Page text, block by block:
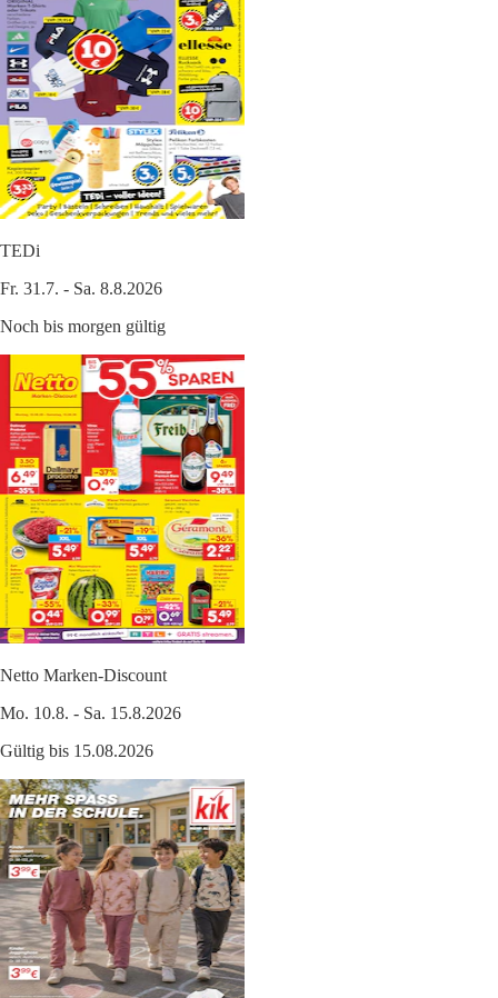
TEDi
Fr. 31.7. - Sa. 8.8.2026
Noch bis morgen gültig
Netto Marken-Discount
Mo. 10.8. - Sa. 15.8.2026
Gültig bis 15.08.2026